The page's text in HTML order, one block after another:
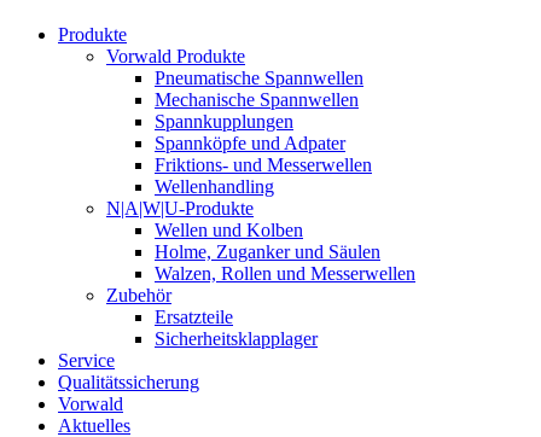
Produkte
Vorwald Produkte
Pneumatische Spannwellen
Mechanische Spannwellen
Spannkupplungen
Spannköpfe und Adpater
Friktions- und Messerwellen
Wellenhandling
N|A|W|U-Produkte
Wellen und Kolben
Holme, Zuganker und Säulen
Walzen, Rollen und Messerwellen
Zubehör
Ersatzteile
Sicherheitsklapplager
Service
Qualitätssicherung
Vorwald
Aktuelles